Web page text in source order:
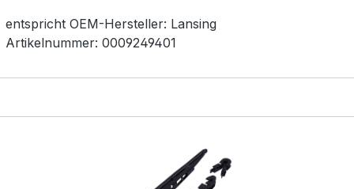
entspricht OEM-Hersteller: Lansing
Artikelnummer: 0009249401